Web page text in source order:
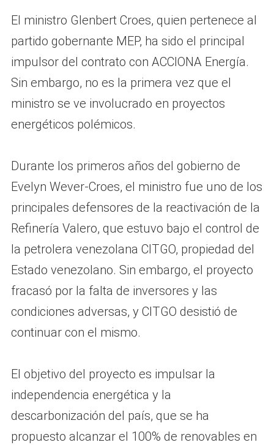
El ministro Glenbert Croes, quien pertenece al
partido gobernante MEP, ha sido el principal
impulsor del contrato con ACCIONA Energía.
Sin embargo, no es la primera vez que el
ministro se ve involucrado en proyectos
energéticos polémicos.
Durante los primeros años del gobierno de
Evelyn Wever-Croes, el ministro fue uno de los
principales defensores de la reactivación de la
Refinería Valero, que estuvo bajo el control de
la petrolera venezolana CITGO, propiedad del
Estado venezolano. Sin embargo, el proyecto
fracasó por la falta de inversores y las
condiciones adversas, y CITGO desistió de
continuar con el mismo.
El objetivo del proyecto es impulsar la
independencia energética y la
descarbonización del país, que se ha
propuesto alcanzar el 100% de renovables en